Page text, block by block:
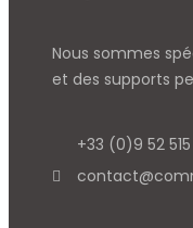
Nous sommes
et des supports
+33 (0)9 52 515